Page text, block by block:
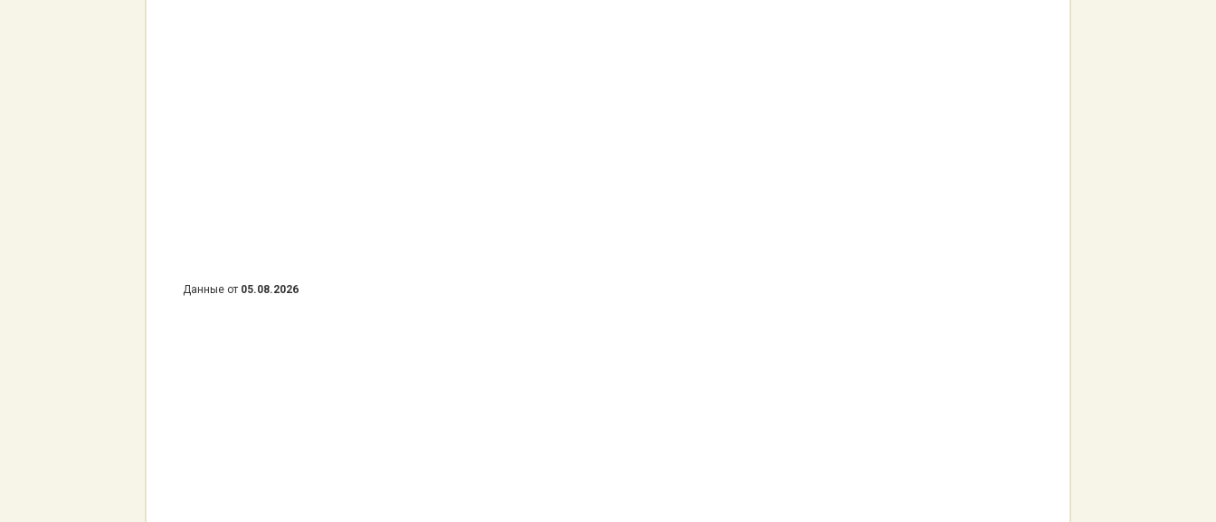
Данные от 05.08.2026